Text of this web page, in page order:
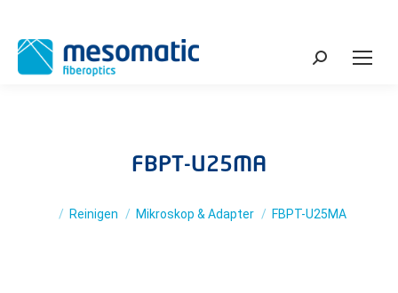
Search:
FBPT-U25MA
You are here:
Reinigen Mikroskop & Adapter FBPT-U25MA